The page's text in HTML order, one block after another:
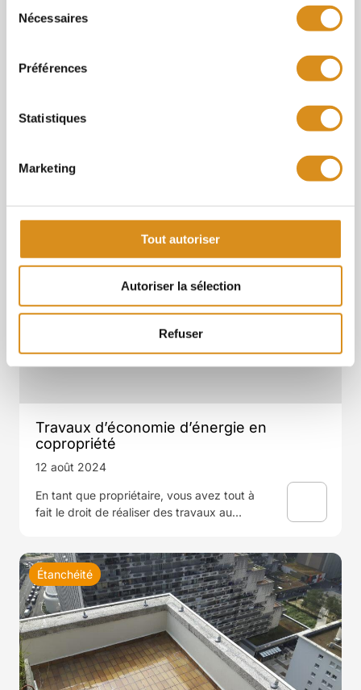
Nécessaires
Préférences
Statistiques
Marketing
Tout autoriser
Autoriser la sélection
Refuser
Crédit d’impôt pour la transition
énergétique en copropriété : quels sont
19 août 2024
énergétique (CITE) était une aide financière
Travaux d’économie d’énergie en
copropriété
12 août 2024
En tant que propriétaire, vous avez tout à
fait le droit de réaliser des travaux au…
Étanchéité